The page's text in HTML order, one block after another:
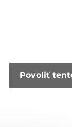
Povoliť